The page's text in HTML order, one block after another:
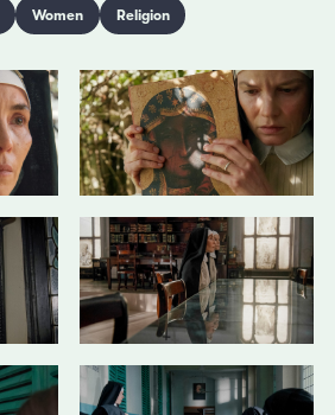
Women Religion